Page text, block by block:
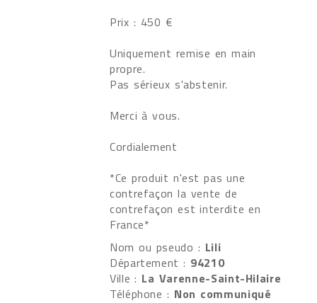
Prix : 450 €
Uniquement remise en main
propre.
Pas sérieux s'abstenir.
Merci à vous.
Cordialement
*Ce produit n'est pas une
contrefaçon la vente de
contrefaçon est interdite en
France*
Nom ou pseudo : Lili
Département : 94210
Ville : La Varenne-Saint-Hilaire
Téléphone : Non communiqué